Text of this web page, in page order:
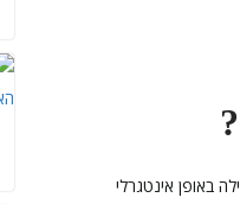
?
באופן אינטגרלי